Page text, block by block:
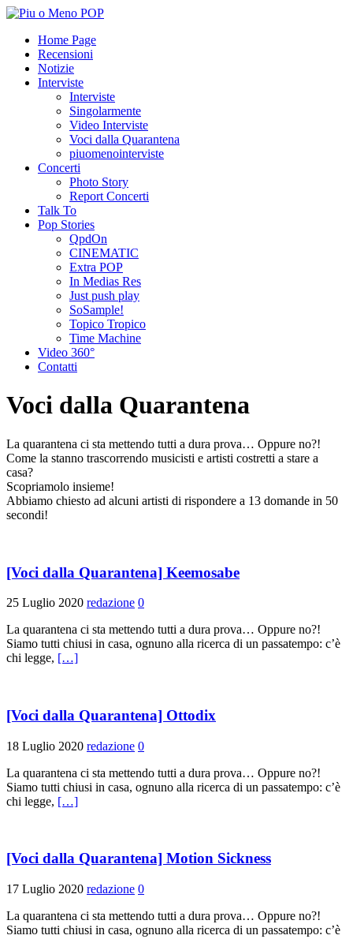
Home Page
Recensioni
Notizie
Interviste
Interviste
Singolarmente
Video Interviste
Voci dalla Quarantena
piuomenointerviste
Concerti
Photo Story
Report Concerti
Talk To
Pop Stories
QpdOn
CINEMATIC
Extra POP
In Medias Res
Just push play
SoSample!
Topico Tropico
Time Machine
Video 360°
Contatti
Voci dalla Quarantena
La quarantena ci sta mettendo tutti a dura prova… Oppure no?!
Come la stanno trascorrendo musicisti e artisti costretti a stare a
casa?
Scopriamolo insieme!
Abbiamo chiesto ad alcuni artisti di rispondere a 13 domande in 50
secondi!
[Voci dalla Quarantena] Keemosabe
25 Luglio 2020 redazione 0
La quarantena ci sta mettendo tutti a dura prova… Oppure no?!
Siamo tutti chiusi in casa, ognuno alla ricerca di un passatempo: c’è
chi legge, […]
[Voci dalla Quarantena] Ottodix
18 Luglio 2020 redazione 0
La quarantena ci sta mettendo tutti a dura prova… Oppure no?!
Siamo tutti chiusi in casa, ognuno alla ricerca di un passatempo: c’è
chi legge, […]
[Voci dalla Quarantena] Motion Sickness
17 Luglio 2020 redazione 0
La quarantena ci sta mettendo tutti a dura prova… Oppure no?!
Siamo tutti chiusi in casa, ognuno alla ricerca di un passatempo: c’è